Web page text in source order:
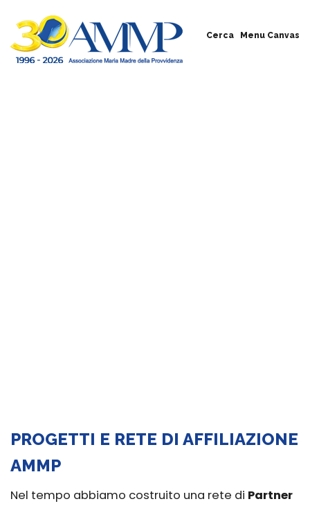
Cerca Menu Canvas
PROGETTI E RETE DI AFFILIAZIONE
AMMP
Nel tempo abbiamo costruito una rete di Partner